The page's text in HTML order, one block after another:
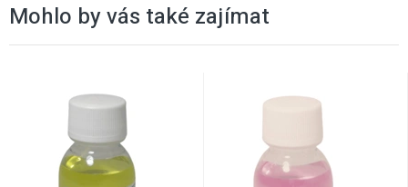
Mohlo by vás také zajímat